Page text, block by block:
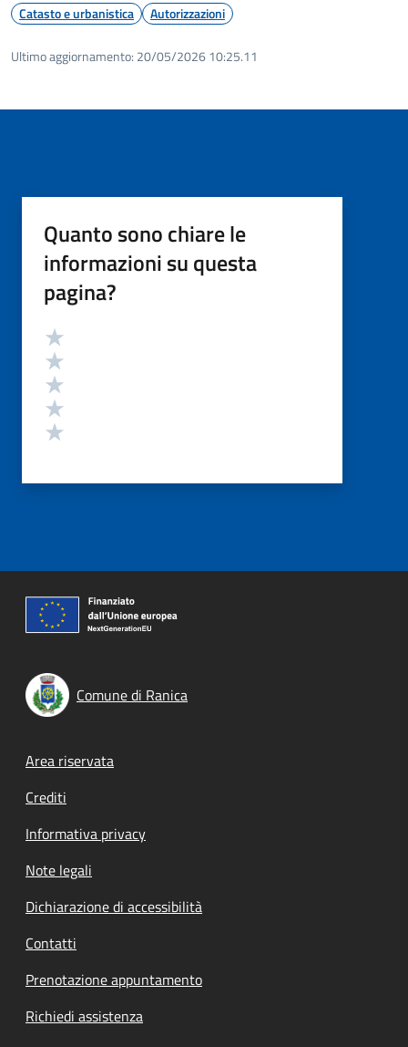
Catasto e urbanistica Autorizzazioni
Ultimo aggiornamento: 20/05/2026 10:25.11
Quanto sono chiare le
informazioni su questa
pagina?
Valutazione
Comune di Ranica
Footer menu
Area riservata
Crediti
Informativa privacy
Note legali
Dichiarazione di accessibilità
Contatti
Prenotazione appuntamento
Richiedi assistenza